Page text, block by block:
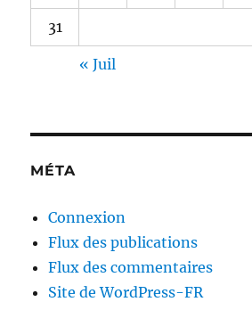
31
« Juil
MÉTA
Connexion
Flux des publications
Flux des commentaires
Site de WordPress-FR